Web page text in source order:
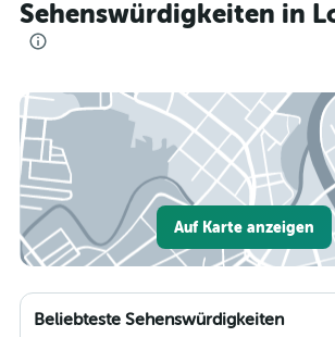
Sehenswürdigkeiten in
Auf Karte anzeigen
Beliebteste Sehenswürdigkeiten